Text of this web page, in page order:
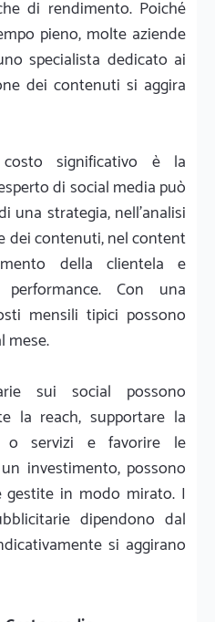
di rendimento. Poiché
pieno, molte aziende
specialista dedicato ai
dei contenuti si aggira
significativo è la
di social media può
una strategia, nell’analisi
dei contenuti, nel content
della clientela e
performance. Con una
mensili tipici possono
mese.
sui social possono
la reach, supportare la
o servizi e favorire le
investimento, possono
in modo mirato. I
dipendono dal
si aggirano